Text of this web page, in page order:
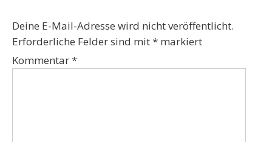
Deine E-Mail-Adresse wird nicht veröffentlicht.
Erforderliche Felder sind mit* markiert
Kommentar*